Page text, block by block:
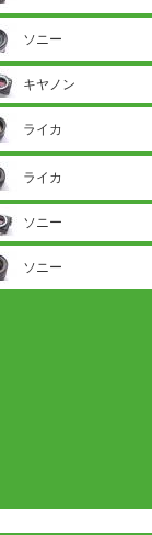
ソニー
キヤノン
ライカ
ライカ
ソニー
ソニー